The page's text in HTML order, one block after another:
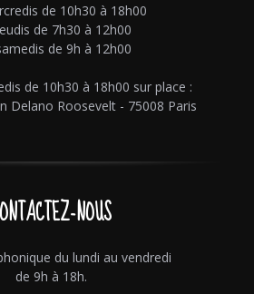
de 10h30 à 18h00
de 7h30 à 12h00
de 9h à 12h00
de 10h30 à 18h00 sur place :
Delano Roosevelt - 75008 Paris
NOUS
du lundi au vendredi
de 9h à 18h.